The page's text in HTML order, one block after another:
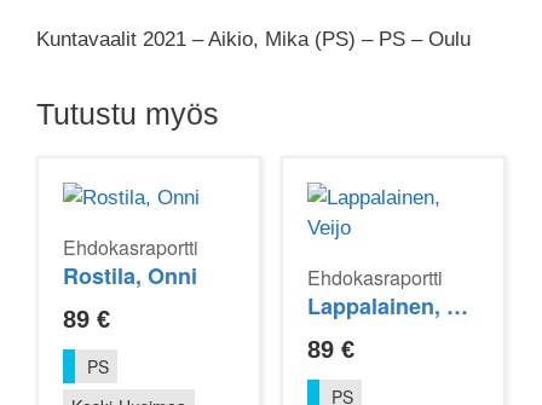
Kuntavaalit 2021 – Aikio, Mika (PS) – PS – Oulu
Tutustu myös
Ehdokasraportti
Rostila, Onni
89 €
PS
Ehdokasraportti
Lappalainen, Veijo
89 €
PS